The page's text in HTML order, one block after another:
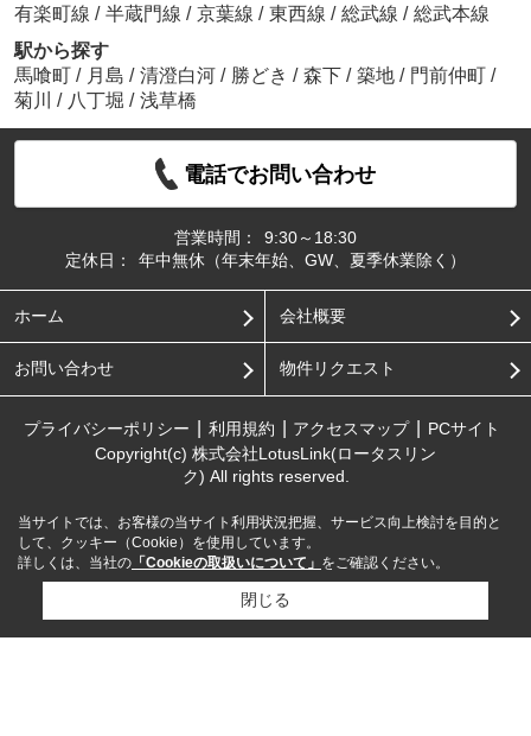
有楽町線 / 半蔵門線 / 京葉線 / 東西線 / 総武線 / 総武本線
駅から探す
馬喰町 / 月島 / 清澄白河 / 勝どき / 森下 / 築地 / 門前仲町 /
菊川
/ 八丁堀 / 浅草橋
電話でお問い合わせ
営業時間：
9:30～18:30
定休日：
年中無休（年末年始、GW、夏季休業除く）
ホーム 会社概要
お問い合わせ 物件リクエスト
プライバシーポリシー 利用規約 アクセスマップ
PCサイト
Copyright(c) 株式会社LotusLink(ロータスリン
ク) All rights reserved.
当サイトでは、お客様の当サイト利用状況把握、サービス向上検討を目的と
して、クッキー（Cookie）を使用しています。
詳しくは、当社の 「Cookieの取扱いについて」 をご確認ください。
閉じる